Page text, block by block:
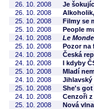
26. 10. 2008
Je
26. 10. 2008
25. 10. 2008
Filmy se
25. 10. 2008
People
24. 10. 2008
Le Monde
25. 10. 2008
Pozor na
24. 10. 2008
Česká
24. 10. 2008
I kdyby
25. 10. 2008
Mladí
24. 10. 2008
Jihlavský
25. 10. 2008
She's got
24. 10. 2008
Cenzoři
25. 10. 2008
Nová